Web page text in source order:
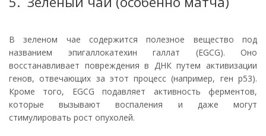
В зеленом чае содержится полезное вещество под
названием эпигаллокатехин галлат (EGCG). Оно
восстанавливает повреждения в ДНК путем активизации
генов, отвечающих за этот процесс (например, ген p53).
Кроме того, EGCG подавляет активность ферментов,
которые вызывают воспаления и даже могут
стимулировать рост опухолей.